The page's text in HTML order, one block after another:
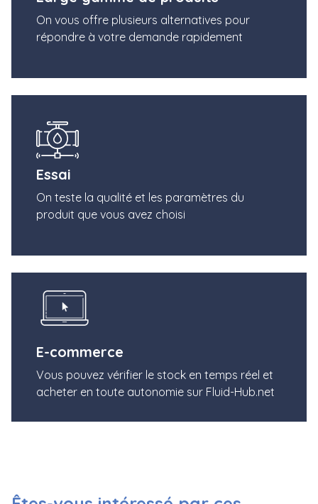
On vous offre plusieurs alternatives pour
répondre à votre demande rapidement
Essai
On teste la qualité et les paramètres du
produit que vous avez choisi
E-commerce
Vous pouvez vérifier le stock en temps réel et
acheter en toute autonomie sur Fluid-Hub.net